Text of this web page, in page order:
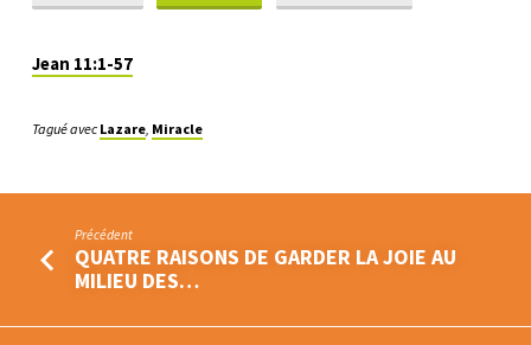
Jean 11:1-57
Tagué avec Lazare, Miracle
Précédent
QUATRE RAISONS DE GARDER LA JOIE AU
MILIEU DES…